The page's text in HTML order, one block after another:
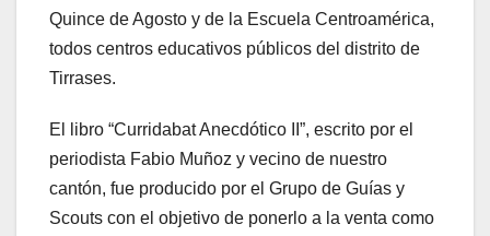
Quince de Agosto y de la Escuela Centroamérica,
todos centros educativos públicos del distrito de
Tirrases.
El libro “Curridabat Anecdótico II”, escrito por el
periodista Fabio Muñoz y vecino de nuestro
cantón, fue producido por el Grupo de Guías y
Scouts con el objetivo de ponerlo a la venta como